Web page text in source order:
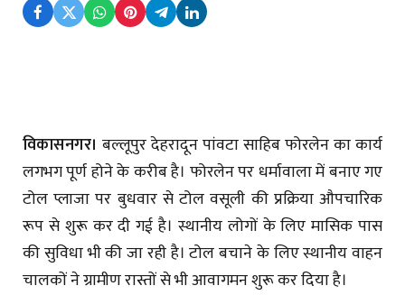
विकासनगर। बल्लूपुर देहरादून पांवटा साहिब फोरलेन का कार्य
लगभग पूर्ण होने के करीब है। फोरलेन पर धर्मावाला में बनाए गए
टोल प्लाजा पर बुधवार से टोल वसूली की प्रक्रिया औपचारिक
रूप से शुरू कर दी गई है। स्थानीय लोगों के लिए मासिक पास
की सुविधा भी की जा रही है। टोल बचाने के लिए स्थानीय वाहन
चालकों ने ग्रामीण रास्तों से भी आवागमन शुरू कर दिया है।